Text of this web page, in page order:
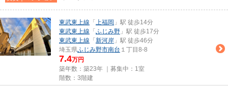
東武東上線 「 上福岡 」駅 徒歩14分
東武東上線 「 ふじみ野 」駅 徒歩17分
東武東上線 「 新河岸 」駅 徒歩46分
埼玉県ふじみ野市南台 １丁目8-8
7.4万円
築年数：築23年 ｜募集中： 1室
階数：3階建